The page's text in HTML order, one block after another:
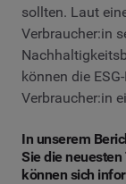
sollten. Laut
Verbraucher:in
können die
Verbraucher:in
In unserem
Sie die
können sich